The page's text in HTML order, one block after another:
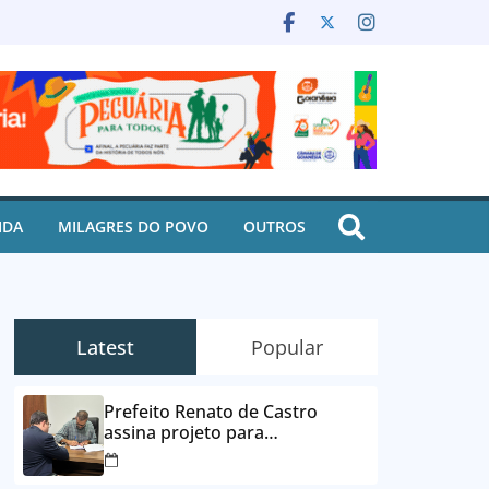
MILAGRES DO POVO OUTROS
Latest Popular
Prefeito Renato de Castro
assina projeto para
desbloqueio de contas e
parcelamento de dívidas em até